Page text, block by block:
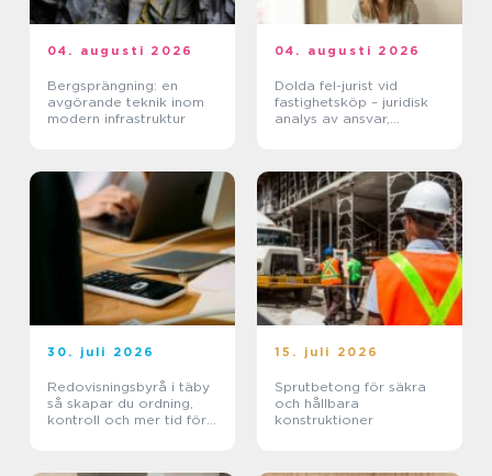
04. augusti 2026
Bergsprängning: en
avgörande teknik inom
modern infrastruktur
04. augusti 2026
Dolda fel-jurist vid
fastighetsköp – juridisk
analys av ansvar,
30. juli 2026
Redovisningsbyrå i täby
så skapar du ordning,
kontroll och mer tid för
15. juli 2026
Sprutbetong för säkra
och hållbara
konstruktioner